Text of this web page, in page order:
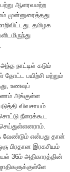
ஆளரவமற்ற
முன்னுரைத்தது
தமிழக
நாட்டில் கடும்
பயிற்சி மற்றும்
உணவுப்
அங்குள்ள
விவசாயம்
நீரைக்கூட
வேண்டும் என்பது தான்
பிரதான இரகசியம்
36ம் அதிகாரத்தின்